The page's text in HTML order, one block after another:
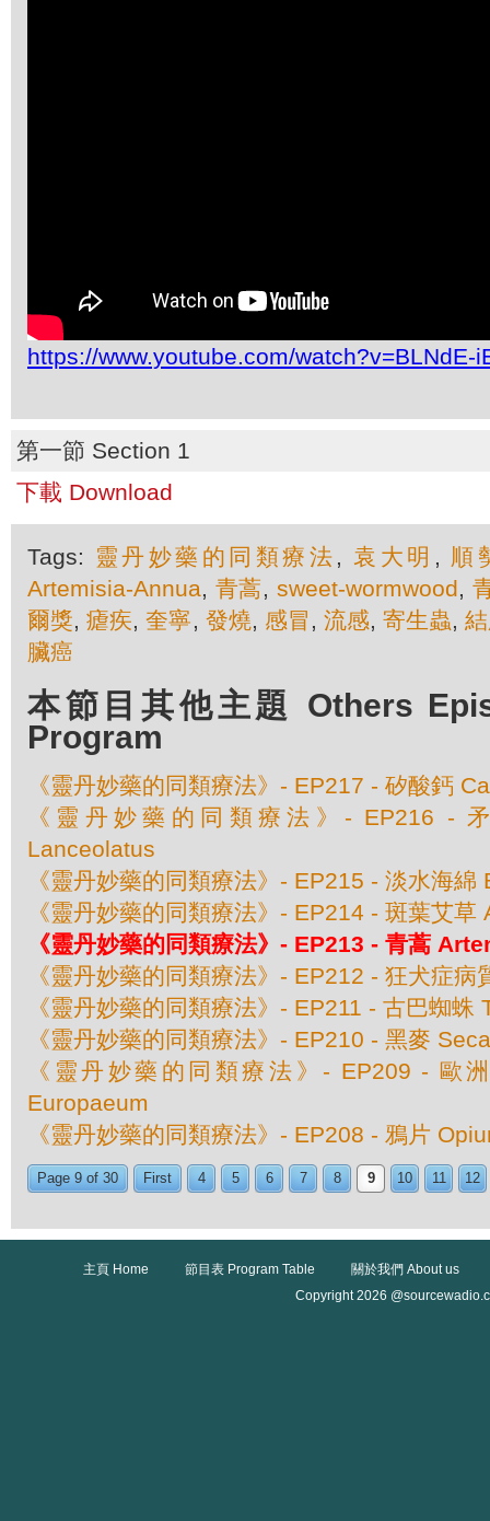
https://www.youtube.com/watch?v=BLNdE-
第一節 Section 1
下載 Download
Tags: 靈丹妙藥的同類療法 , 袁大明 , 順
Artemisia-Annua, 青蒿, sweet-wormwood,
爾獎,瘧疾,奎寧, 發燒, 感冒 , 流感,寄生蟲,
臟癌
本節目其他主題 Others
Program
《靈丹妙藥的同類療法》- EP217 - 矽酸鈣
《靈丹妙藥的同類療法》- EP216 -
Lanceolatus
《靈丹妙藥的同類療法》- EP215 - 淡水海綿
《靈丹妙藥的同類療法》- EP214 - 斑葉艾
《靈丹妙藥的同類療法》- EP213 - 青蒿
《靈丹妙藥的同類療法》- EP212 - 狂犬症病
《靈丹妙藥的同類療法》- EP211 - 古巴蜘
《靈丹妙藥的同類療法》- EP210 - 黑麥
《靈丹妙藥的同類療法》- EP209 - 歐
Europaeum
《靈丹妙藥的同類療法》- EP208 - 鴉片
Page 9 of 30 First 4 5 6 7 8 9 10 11 12
主頁 Home 節目表 Program Table
關於我們 About us
Copyright 2026